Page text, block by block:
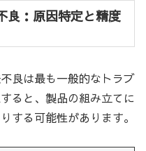
良：原因特定と精度
良は最も一般的なトラブ
ると、製品の組み立てに
する可能性があります。